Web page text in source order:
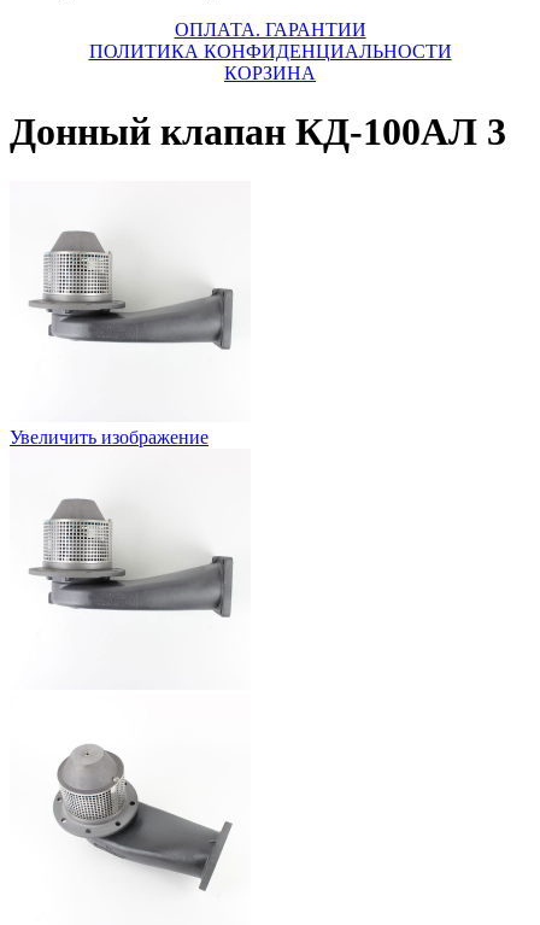
ОПЛАТА. ГАРАНТИИ
ПОЛИТИКА КОНФИДЕНЦИАЛЬНОСТИ
КОРЗИНА
Донный клапан КД-100АЛ 3
Увеличить изображение